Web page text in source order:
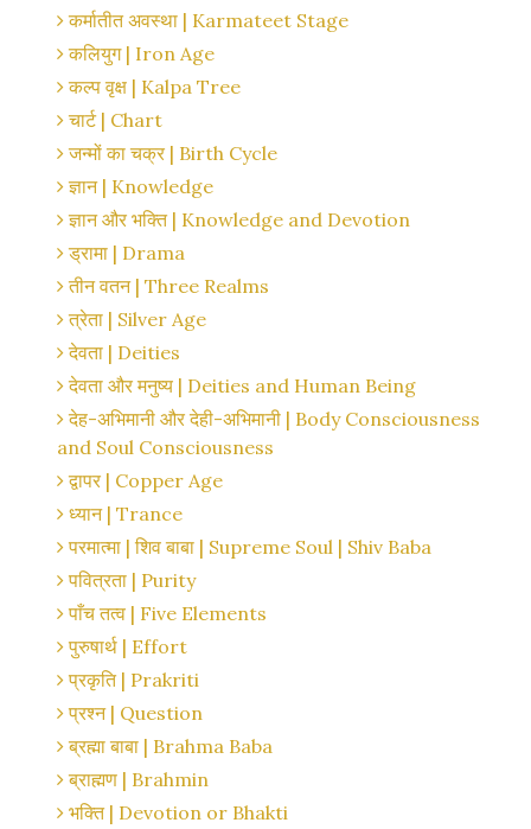
कर्मातीत अवस्था | Karmateet Stage
कलियुग | Iron Age
कल्प वृक्ष | Kalpa Tree
चार्ट | Chart
जन्मों का चक्र | Birth Cycle
ज्ञान | Knowledge
ज्ञान और भक्ति | Knowledge and Devotion
ड्रामा | Drama
तीन वतन | Three Realms
त्रेता | Silver Age
देवता | Deities
देवता और मनुष्य | Deities and Human Being
देह-अभिमानी और देही-अभिमानी | Body Consciousness
and Soul Consciousness
द्वापर | Copper Age
ध्यान | Trance
परमात्मा | शिव बाबा | Supreme Soul | Shiv Baba
पवित्रता | Purity
पाँच तत्व | Five Elements
पुरुषार्थ | Effort
प्रकृति | Prakriti
प्रश्न | Question
ब्रह्मा बाबा | Brahma Baba
ब्राह्मण | Brahmin
भक्ति | Devotion or Bhakti